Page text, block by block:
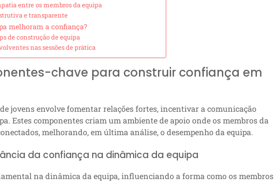
entre os membros da equipa
e transparente
melhoram a confiança?
de construção de equipa
nas sessões de prática
chave para construir confiança em
jovens envolve fomentar relações fortes, incentivar a comunicação
Estes componentes criam um ambiente de apoio onde os membros da
melhorando, em última análise, o desempenho da equipa.
da confiança na dinâmica da equipa
na dinâmica da equipa, influenciando a forma como os membros